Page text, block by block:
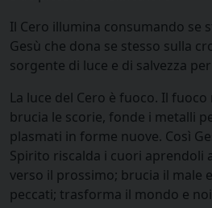
Il Cero illumina consumando se
Gesù che dona se stesso sulla
sorgente di luce e di salvezza
La luce del Cero è fuoco. Il
brucia le scorie, fonde i metalli
plasmati in forme nuove. Così
Spirito riscalda i cuori aprendoli
verso il prossimo; brucia il male
peccati; trasforma il mondo e